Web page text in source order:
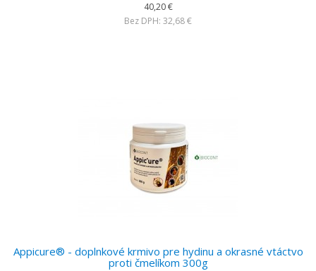
40,20 €
Bez DPH: 32,68 €
Appicure® - doplnkové krmivo pre hydinu a okrasné vtáctvo
proti čmelíkom 300g